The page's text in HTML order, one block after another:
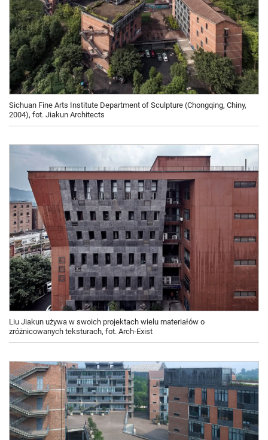
Sichuan Fine Arts Institute Department of Sculpture (Chongqing, Chiny,
2004), fot. Jiakun Architects
Liu Jiakun używa w swoich projektach wielu materiałów o
zróżnicowanych teksturach, fot. Arch-Exist